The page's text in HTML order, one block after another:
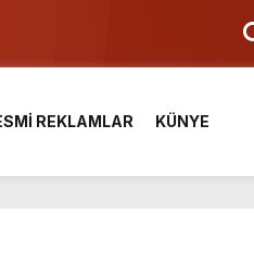
REKLAMLAR KÜNYE